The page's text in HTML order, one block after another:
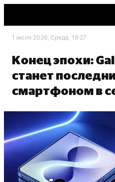
1 июля 2026, Среда, 19:27
Конец эпохи:
станет
смартфоном в